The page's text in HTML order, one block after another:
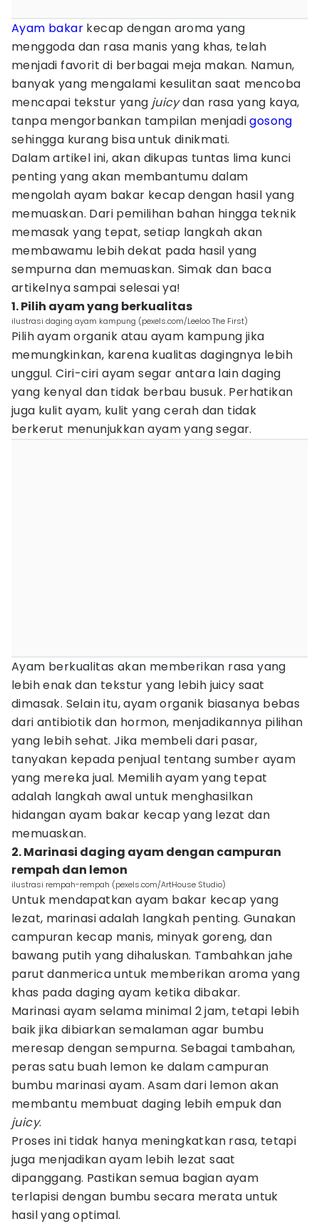
Ayam bakar kecap dengan aroma yang
menggoda dan rasa manis yang khas, telah
menjadi favorit di berbagai meja makan. Namun,
banyak yang mengalami kesulitan saat mencoba
mencapai tekstur yang juicydan rasa yang kaya,
tanpa mengorbankan tampilan menjadigosong
sehingga kurang bisa untuk dinikmati.
Dalam artikel ini, akan dikupas tuntas lima kunci
penting yang akan membantumu dalam
mengolah ayam bakar kecap dengan hasil yang
memuaskan. Dari pemilihan bahan hingga teknik
memasak yang tepat, setiap langkah akan
membawamu lebih dekat pada hasil yang
sempurna dan memuaskan. Simak dan baca
artikelnya sampai selesai ya!
1. Pilih ayam yang berkualitas
ilustrasi daging ayam kampung (pexels.com/Leeloo The First)
Pilih ayam organik atau ayam kampung jika
memungkinkan, karena kualitas dagingnya lebih
unggul. Ciri-ciri ayam segar antara lain daging
yang kenyal dan tidak berbau busuk. Perhatikan
juga kulit ayam, kulit yang cerah dan tidak
berkerut menunjukkan ayam yang segar.
Ayam berkualitas akan memberikan rasa yang
lebih enak dan tekstur yang lebih juicy saat
dimasak. Selain itu, ayam organik biasanya bebas
dari antibiotik dan hormon, menjadikannya pilihan
yang lebih sehat. Jika membeli dari pasar,
tanyakan kepada penjual tentang sumber ayam
yang mereka jual. Memilih ayam yang tepat
adalah langkah awal untuk menghasilkan
hidangan ayam bakar kecap yang lezat dan
memuaskan.
2. Marinasi daging ayam dengan campuran
rempah dan lemon
ilustrasi rempah-rempah (pexels.com/ArtHouse Studio)
Untuk mendapatkan ayam bakar kecap yang
lezat, marinasi adalah langkah penting. Gunakan
campuran kecap manis, minyak goreng, dan
bawang putih yang dihaluskan. Tambahkan jahe
parut danmerica untuk memberikan aroma yang
khas pada daging ayam ketika dibakar.
Marinasi ayam selama minimal 2 jam, tetapi lebih
baik jika dibiarkan semalaman agar bumbu
meresap dengan sempurna. Sebagai tambahan,
peras satu buah lemon ke dalam campuran
bumbu marinasi ayam. Asam dari lemon akan
membantu membuat daging lebih empuk dan
juicy.
Proses ini tidak hanya meningkatkan rasa, tetapi
juga menjadikan ayam lebih lezat saat
dipanggang. Pastikan semua bagian ayam
terlapisi dengan bumbu secara merata untuk
hasil yang optimal.